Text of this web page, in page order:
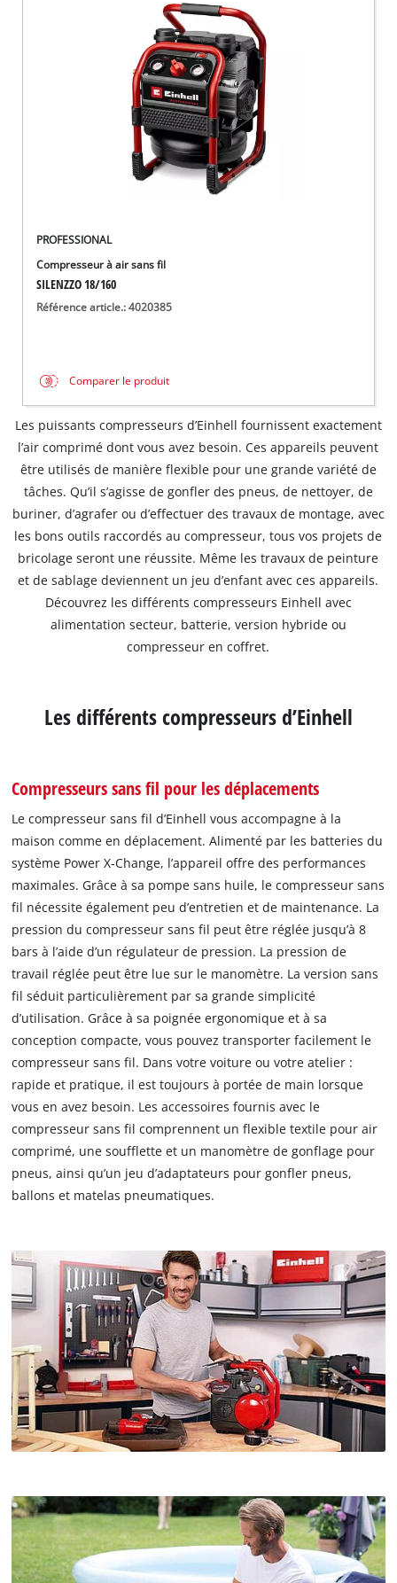
PROFESSIONAL
Compresseur à air sans fil
SILENZZO 18/160
Référence article.: 4020385
Comparer le produit
Les puissants compresseurs d’Einhell fournissent exactement
l’air comprimé dont vous avez besoin. Ces appareils peuvent
être utilisés de manière flexible pour une grande variété de
tâches. Qu’il s’agisse de gonfler des pneus, de nettoyer, de
buriner, d’agrafer ou d’effectuer des travaux de montage, avec
les bons outils raccordés au compresseur, tous vos projets de
bricolage seront une réussite. Même les travaux de peinture
et de sablage deviennent un jeu d’enfant avec ces appareils.
Découvrez les différents compresseurs Einhell avec
alimentation secteur, batterie, version hybride ou
compresseur en coffret.
Les différents compresseurs d’Einhell
Compresseurs sans fil pour les déplacements
Le compresseur sans fil d’Einhell vous accompagne à la
maison comme en déplacement. Alimenté par les batteries du
système Power X-Change, l’appareil offre des performances
maximales. Grâce à sa pompe sans huile, le compresseur sans
fil nécessite également peu d’entretien et de maintenance. La
pression du compresseur sans fil peut être réglée jusqu’à 8
bars à l’aide d’un régulateur de pression. La pression de
travail réglée peut être lue sur le manomètre. La version sans
fil séduit particulièrement par sa grande simplicité
d’utilisation. Grâce à sa poignée ergonomique et à sa
conception compacte, vous pouvez transporter facilement le
compresseur sans fil. Dans votre voiture ou votre atelier :
rapide et pratique, il est toujours à portée de main lorsque
vous en avez besoin. Les accessoires fournis avec le
compresseur sans fil comprennent un flexible textile pour air
comprimé, une soufflette et un manomètre de gonflage pour
pneus, ainsi qu’un jeu d’adaptateurs pour gonfler pneus,
ballons et matelas pneumatiques.